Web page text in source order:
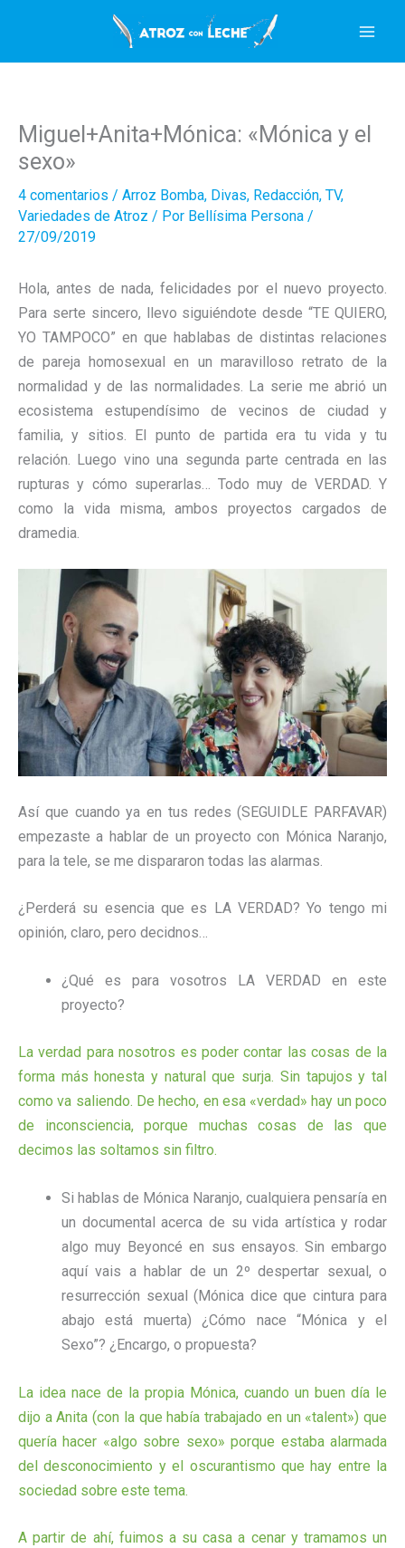
contenido
Miguel+Anita+Mónica: «Mónica y el
sexo»
4 comentarios / Arroz Bomba, Divas, Redacción, TV,
Variedades de Atroz / Por Bellísima Persona /
27/09/2019
Hola, antes de nada, felicidades por el nuevo proyecto.
Para serte sincero, llevo siguiéndote desde “TE QUIERO,
YO TAMPOCO” en que hablabas de distintas relaciones
de pareja homosexual en un maravilloso retrato de la
normalidad y de las normalidades. La serie me abrió un
ecosistema estupendísimo de vecinos de ciudad y
familia, y sitios. El punto de partida era tu vida y tu
relación. Luego vino una segunda parte centrada en las
rupturas y cómo superarlas… Todo muy de VERDAD. Y
como la vida misma, ambos proyectos cargados de
dramedia.
Así que cuando ya en tus redes (SEGUIDLE PARFAVAR)
empezaste a hablar de un proyecto con Mónica Naranjo,
para la tele, se me dispararon todas las alarmas.
¿Perderá su esencia que es LA VERDAD? Yo tengo mi
opinión, claro, pero decidnos…
¿Qué es para vosotros LA VERDAD en este
proyecto?
La verdad para nosotros es poder contar las cosas de la
forma más honesta y natural que surja. Sin tapujos y tal
como va saliendo. De hecho, en esa «verdad» hay un poco
de inconsciencia, porque muchas cosas de las que
decimos las soltamos sin filtro.
Si hablas de Mónica Naranjo, cualquiera pensaría en
un documental acerca de su vida artística y rodar
algo muy Beyoncé en sus ensayos. Sin embargo
aquí vais a hablar de un 2º despertar sexual, o
resurrección sexual (Mónica dice que cintura para
abajo está muerta) ¿Cómo nace “Mónica y el
Sexo”? ¿Encargo, o propuesta?
La idea nace de la propia Mónica, cuando un buen día le
dijo a Anita (con la que había trabajado en un «talent») que
quería hacer «algo sobre sexo» porque estaba alarmada
del desconocimiento y el oscurantismo que hay entre la
sociedad sobre este tema.
A partir de ahí, fuimos a su casa a cenar y tramamos un